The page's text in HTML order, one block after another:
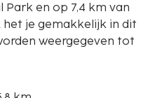
en op 7,4 km van
het je gemakkelijk in dit
weergegeven tot